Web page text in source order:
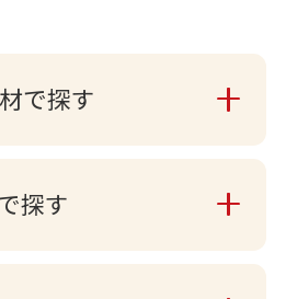
で探す
探す